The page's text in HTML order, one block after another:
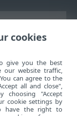
ESET
cookies
give you the best
our website traffic,
can agree to the
all and close",
choosing "Accept
cookie settings by
have the right to